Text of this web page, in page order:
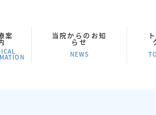
案 当院からのお知
らせ
NEWS